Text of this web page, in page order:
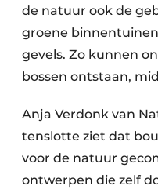
de natuur ook de
groene
gevels. Zo kunnen
bossen ontstaan,
Anja Verdonk van
tenslotte ziet dat
voor de natuur
ontwerpen die zelf